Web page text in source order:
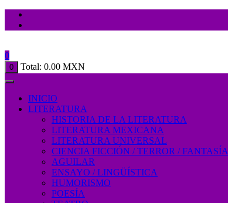
0
0 Total: 0.00 MXN
INICIO
LITERATURA
HISTORIA DE LA LITERATURA
LITERATURA MEXICANA
LITERATURA UNIVERSAL
CIENCIA FICCIÓN / TERROR / FANTASÍA
AGUILAR
ENSAYO / LINGÜÍSTICA
HUMORISMO
POESÍA